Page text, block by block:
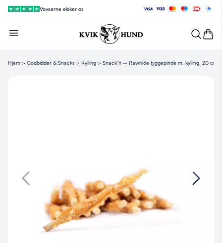
Vovserne elsker os
Hjem > Godbidder & Snacks > Kylling > Snack’it – Rawhide tyggepinde m. kylling, 20 cm